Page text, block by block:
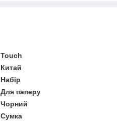
Touch
Китай
Набір
Для паперу
Чорний
Сумка